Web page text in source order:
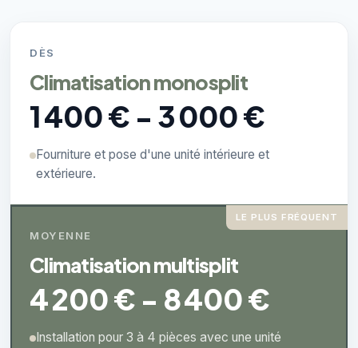
DÈS
Climatisation monosplit
1 400 € - 3 000 €
Fourniture et pose d'une unité intérieure et
extérieure.
LE PLUS FRÉQUENT
MOYENNE
Climatisation multisplit
4 200 € - 8 400 €
Installation pour 3 à 4 pièces avec une unité